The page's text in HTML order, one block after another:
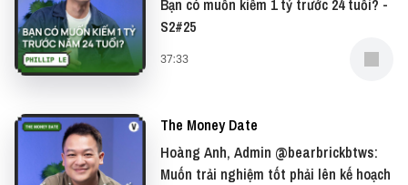
Yêu thích tập podcast này, bạn có thể donate cho
The Money Date tại:
● Patreon:https://www.patreon.com/vietcetera
● Buy me a coffee:
https://www.buymeacoffee.com/vietcetera
Bạn có muốn kiếm 1 tỷ trước 24 tuổi? -
S2#25
37:33
The Money Date
Hoàng Anh, Admin @bearbrickbtws:
Muốn trải nghiệm tốt phải lên kế hoạch